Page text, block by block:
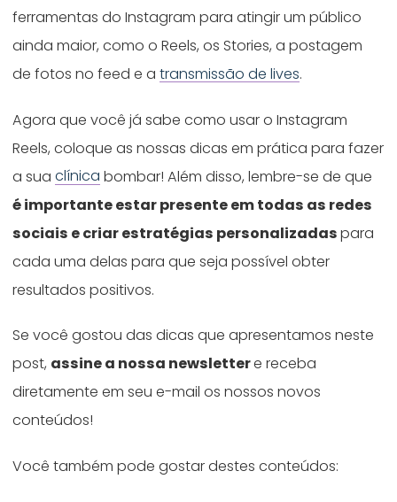
ferramentas do Instagram para atingir um público
ainda maior, como o Reels, os Stories, a postagem
de fotos no feed e atransmissão de lives.
Agora que você já sabe como usar o Instagram
Reels, coloque as nossas dicas em prática para fazer
a suaclínica bombar! Além disso, lembre-se de que
é importante estar presente em todas as redes
sociais e criar estratégias personalizadaspara
cada uma delas para que seja possível obter
resultados positivos.
Se você gostou das dicas que apresentamos neste
post, assine a nossa newslettere receba
diretamente em seu e-mail os nossos novos
conteúdos!
Você também pode gostar destes conteúdos: